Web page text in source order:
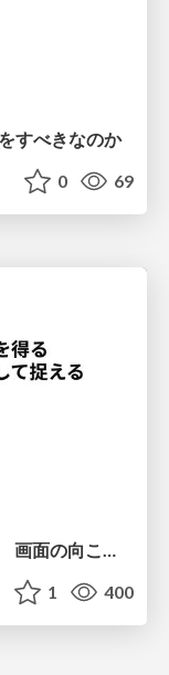
すべきなのか
0 69
画面の向こうから「気づき」を得る 画面の向こうを「物差し」として捉える
1 400